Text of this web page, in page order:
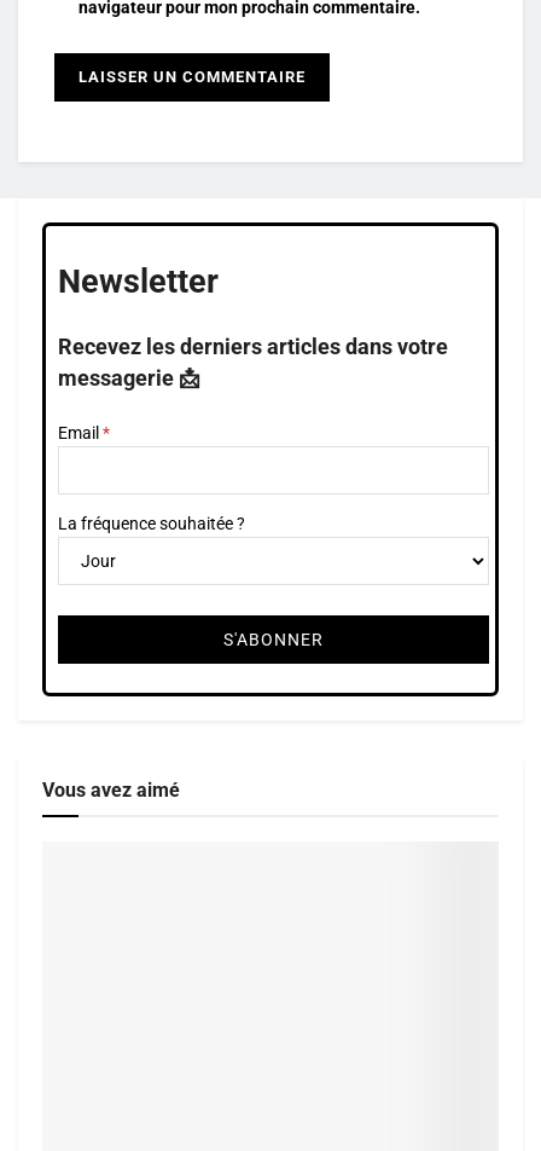
navigateur pour mon prochain commentaire.
Newsletter
Recevez les derniers articles dans votre
messagerie 📩
Email
La fréquence souhaitée ?
Vous avez aimé